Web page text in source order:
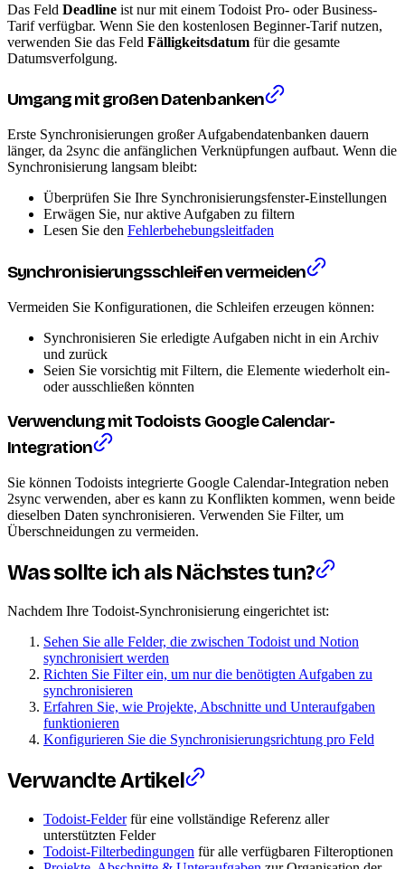
Das Feld Deadline ist nur mit einem Todoist Pro- oder Business-
Tarif verfügbar. Wenn Sie den kostenlosen Beginner-Tarif nutzen,
verwenden Sie das Feld Fälligkeitsdatum für die gesamte
Datumsverfolgung.
Umgang mit großen Datenbanken
Erste Synchronisierungen großer Aufgabendatenbanken dauern
länger, da 2sync die anfänglichen Verknüpfungen aufbaut. Wenn die
Synchronisierung langsam bleibt:
Überprüfen Sie Ihre Synchronisierungsfenster-Einstellungen
Erwägen Sie, nur aktive Aufgaben zu filtern
Lesen Sie den Fehlerbehebungsleitfaden
Synchronisierungsschleifen vermeiden
Vermeiden Sie Konfigurationen, die Schleifen erzeugen können:
Synchronisieren Sie erledigte Aufgaben nicht in ein Archiv
und zurück
Seien Sie vorsichtig mit Filtern, die Elemente wiederholt ein-
oder ausschließen könnten
Verwendung mit Todoists Google Calendar-
Integration
Sie können Todoists integrierte Google Calendar-Integration neben
2sync verwenden, aber es kann zu Konflikten kommen, wenn beide
dieselben Daten synchronisieren. Verwenden Sie Filter, um
Überschneidungen zu vermeiden.
Was sollte ich als Nächstes tun?
Nachdem Ihre Todoist-Synchronisierung eingerichtet ist:
Sehen Sie alle Felder, die zwischen Todoist und Notion
synchronisiert werden
Richten Sie Filter ein, um nur die benötigten Aufgaben zu
synchronisieren
Erfahren Sie, wie Projekte, Abschnitte und Unteraufgaben
funktionieren
Konfigurieren Sie die Synchronisierungsrichtung pro Feld
Verwandte Artikel
Todoist-Felderfür eine vollständige Referenz aller
unterstützten Felder
Todoist-Filterbedingungen für alle verfügbaren Filteroptionen